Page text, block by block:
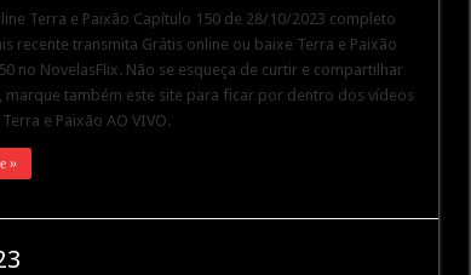
Terra e Paixão Capítulo 150 de 28/10/2023 completo
recente transmita Grátis online ou baixe Terra e Paixão
no NovelasFlix. Não se esqueça de curtir e compartilhar
marque também este site para ficar por dentro dos vídeos
e Paixão AO VIVO.
»